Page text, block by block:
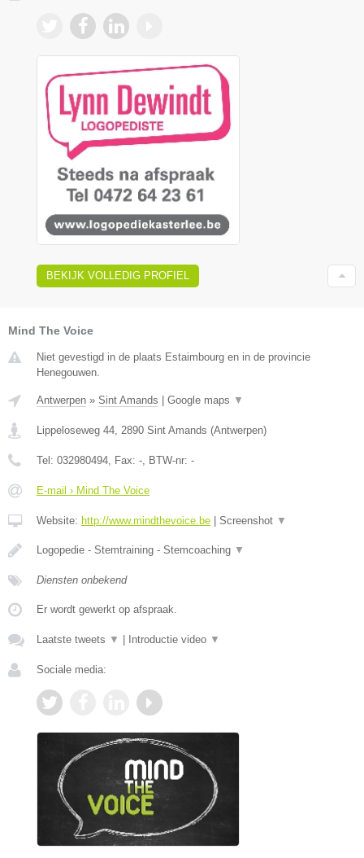
BEKIJK VOLLEDIG PROFIEL
Mind The Voice
Niet gevestigd in de plaats Estaimbourg en in de provincie
Henegouwen.
Antwerpen » Sint Amands Google maps ▼
Lippeloseweg 44 2890 Sint Amands (Antwerpen)
Tel: 032980494 , Fax: - , BTW-nr: -
E-mail › Mind The Voice
Website: http://www.mindthevoice.be Screenshot ▼
Logopedie - Stemtraining - Stemcoaching ▼
Diensten onbekend
Er wordt gewerkt op afspraak.
Laatste tweets ▼ Introductie video ▼
Sociale media: